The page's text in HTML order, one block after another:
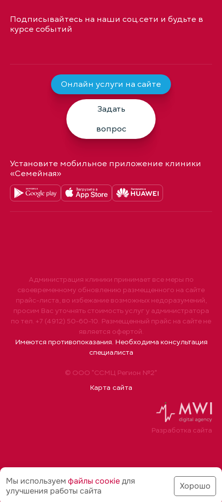
Подписывайтесь на наши соц.сети и будьте в
курсе событий
Онлайн услуги на сайте
Задать
вопрос
Установите мобильное приложение клиники
«Семейная»
© ООО "ССМЦ Регион №2"
Карта сайта
Администрация клиники принимает все меры по
своевременному обновлению размещенного на сайте
прайс-листа, во избежание возможных недоразумений,
просим Вас уточнять стоимость услуг у администратора
по тел. +7 (4912) 50-60-10. Размещенный прайс на сайте не
является офертой.
Имеются противопоказания. Необходима консультация
специалиста
Разработка сайта
Мы используем файлы соoкіедля
улучшения работы сайта
Хорошо